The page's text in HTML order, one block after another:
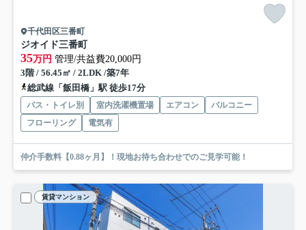
千代田区三番町
ジオイド三番町
35万円 管理/共益費20,000円
3階 / 56.45㎡ / 2LDK /築7年
総武線「飯田橋」駅 徒歩17分
バス・トイレ別 室内洗濯機置場 エアコン
バルコニー
フローリング
電気有
仲介手数料【0.88ヶ月】！現地お待ち合わせでのご見学可能！
賃貸マンション